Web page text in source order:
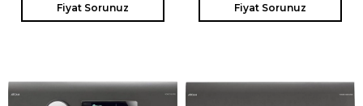
Fiyat Sorunuz Fiyat Sorunuz